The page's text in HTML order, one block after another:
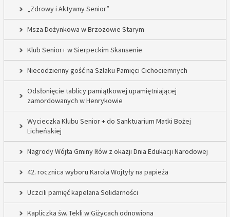
„Zdrowy i Aktywny Senior”
Msza Dożynkowa w Brzozowie Starym
Klub Senior+ w Sierpeckim Skansenie
Niecodzienny gość na Szlaku Pamięci Cichociemnych
Odsłonięcie tablicy pamiątkowej upamiętniającej
zamordowanych w Henrykowie
Wycieczka Klubu Senior + do Sanktuarium Matki Bożej
Licheńskiej
Nagrody Wójta Gminy Iłów z okazji Dnia Edukacji Narodowej
42. rocznica wyboru Karola Wojtyły na papieża
Uczcili pamięć kapelana Solidarności
Kapliczka św. Tekli w Giżycach odnowiona